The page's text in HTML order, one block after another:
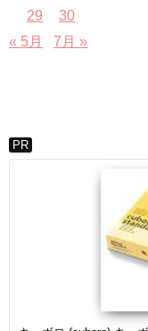
29
30
« 5月
7月 »
PR